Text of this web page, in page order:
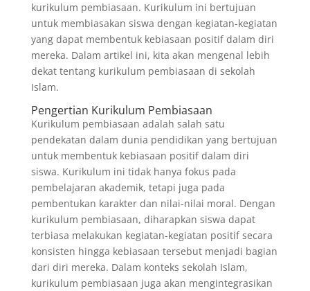
kurikulum pembiasaan. Kurikulum ini bertujuan
untuk membiasakan siswa dengan kegiatan-kegiatan
yang dapat membentuk kebiasaan positif dalam diri
mereka. Dalam artikel ini, kita akan mengenal lebih
dekat tentang kurikulum pembiasaan di sekolah
Islam.
Pengertian Kurikulum Pembiasaan
Kurikulum pembiasaan adalah salah satu
pendekatan dalam dunia pendidikan yang bertujuan
untuk membentuk kebiasaan positif dalam diri
siswa. Kurikulum ini tidak hanya fokus pada
pembelajaran akademik, tetapi juga pada
pembentukan karakter dan nilai-nilai moral. Dengan
kurikulum pembiasaan, diharapkan siswa dapat
terbiasa melakukan kegiatan-kegiatan positif secara
konsisten hingga kebiasaan tersebut menjadi bagian
dari diri mereka. Dalam konteks sekolah Islam,
kurikulum pembiasaan juga akan mengintegrasikan